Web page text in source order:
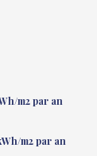
m2 par an
m2 par an